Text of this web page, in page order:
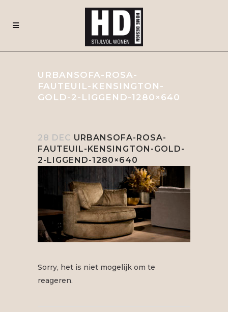
URBANSOFA-ROSA-
FAUTEUIL-KENSINGTON-
GOLD-2-LIGGEND-1280×640
28 DEC URBANSOFA-ROSA-
FAUTEUIL-KENSINGTON-GOLD-
2-LIGGEND-1280×640
Sorry, het is niet mogelijk om te
reageren.